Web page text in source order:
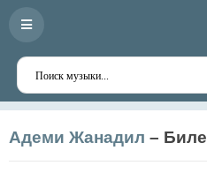
Адеми Жанадил – Биле